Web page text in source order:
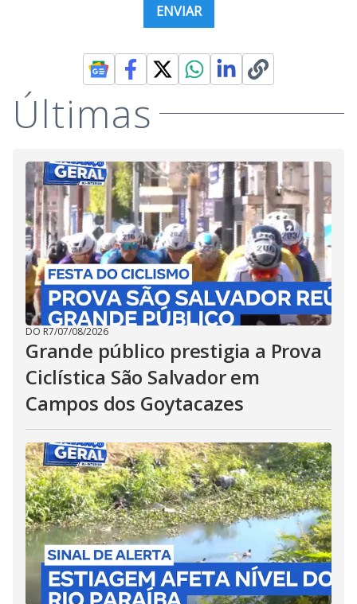
Últimas
DO R7/07/08/2026
Grande público prestigia a Prova
Ciclística São Salvador em
Campos dos Goytacazes